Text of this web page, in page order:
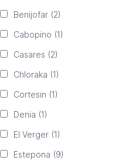
Benijofar (2)
Cabopino (1)
Casares (2)
Chloraka (1)
Cortesin (1)
Denia (1)
El Verger (1)
Estepona (9)